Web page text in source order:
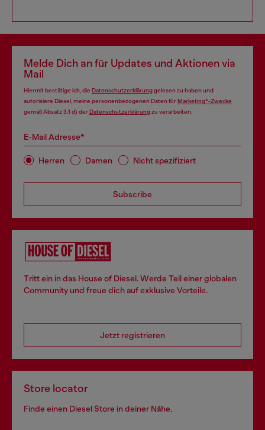
Melde Dich an für Updates und Aktionen via
Mail
Hiermit bestätige ich, die Datenschutzerklärunggelesen zu haben und
autorisiere Diesel, meine personenbezogenen Daten fürMarketing*-Zwecke
gemäß Absatz 3.1 d) derDatenschutzerklärungzu verarbeiten.
E-Mail Adresse*
Herren Damen Nicht spezifiziert
Subscribe
Tritt ein in das House of Diesel. Werde Teil einer globalen
Community und freue dich auf exklusive Vorteile.
Jetzt registrieren
Store locator
Finde einen Diesel Store in deiner Nähe.